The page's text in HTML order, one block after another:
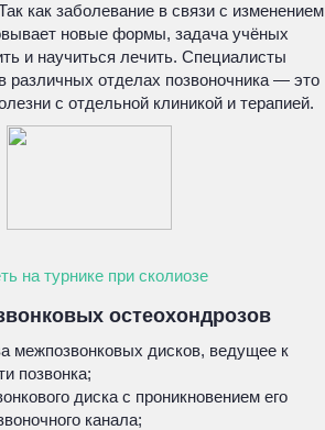
как заболевание в связи с изменением
новые формы, задача учёных
и научиться лечить. Специалисты
различных отделах позвоночника — это
с отдельной клиникой и терапией.
на турнике при сколиозе
остеохондрозов
межпозвонковых дисков, ведущее к
позвонка;
диска с проникновением его
канала;